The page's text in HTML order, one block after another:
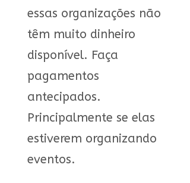
essas organizações não
têm muito dinheiro
disponível. Faça
pagamentos
antecipados.
Principalmente se elas
estiverem organizando
eventos.